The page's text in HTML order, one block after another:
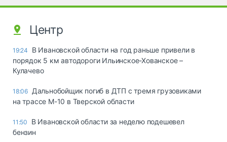
Центр
19:24
В Ивановской области на год раньше привели в
порядок 5 км автодороги Ильинское-Хованское –
Кулачево
18:06 Дальнобойщик погиб в ДТП с тремя грузовиками
на трассе М-10 в Тверской области
11:50
В Ивановской области за неделю подешевел
бензин